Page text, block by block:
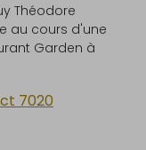
Théodore
au cours d'une
Garden à
7020